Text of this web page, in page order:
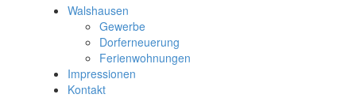
Walshausen
Gewerbe
Dorferneuerung
Ferienwohnungen
Impressionen
Kontakt